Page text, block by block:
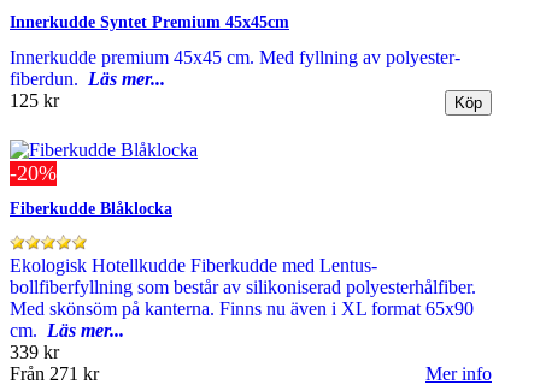
Innerkudde Syntet Premium 45x45cm
Innerkudde premium 45x45 cm. Med fyllning av polyester-
fiberdun. Läs mer...
125 kr
-20%
Fiberkudde Blåklocka
Ekologisk Hotellkudde Fiberkudde med Lentus-
bollfiberfyllning som består av silikoniserad polyesterhålfiber.
Med skönsöm på kanterna. Finns nu även i XL format 65x90
cm. Läs mer...
339 kr
Från 271 kr Mer info